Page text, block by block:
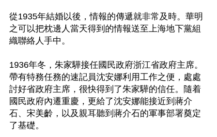
從1935年結婚以後，情報的傳遞就非常及時。華明
之可以把枕邊人當天得到的情報送至上海地下黨組
織聯絡人手中。
1936年冬，朱家驊接任國民政府浙江省政府主席。
帶有特務任務的速記員沈安娜利用工作之便，處處
討好省政府主席，很快得到了朱家驊的信任。隨着
國民政府內遷重慶，更給了沈安娜能接近到蔣介
石、宋美齡，以及親耳聽到蔣介石的軍事部署奠定
了基礎。